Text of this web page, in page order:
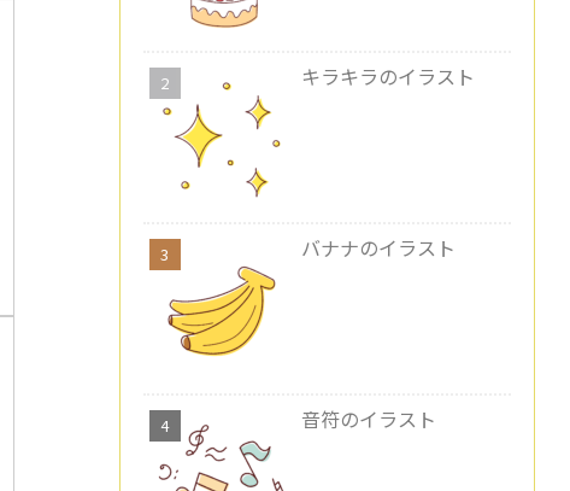
キラキラのイラスト
バナナのイラスト
音符のイラスト